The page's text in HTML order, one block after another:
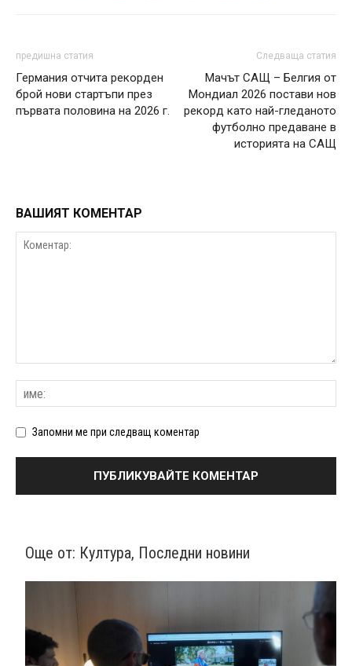
предишна статия
Германия отчита рекорден
брой нови стартъпи през
първата половина на 2026 г.
Следваща статия
Мачът САЩ – Белгия от
Мондиал 2026 постави нов
рекорд като най-гледаното
футболно предаване в
историята на САЩ
ВАШИЯТ КОМЕНТАР
Запомни ме при следващ коментар
Още от: Култура, Последни новини